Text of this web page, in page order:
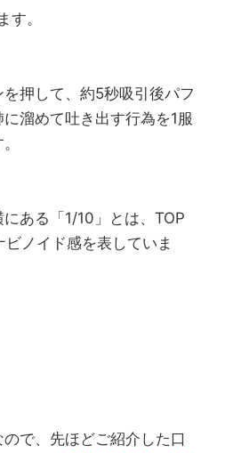
す。
押して、約5秒吸引後パフ
溜めて吐き出す行為を1服
ある「1/10」とは、TOP
ノイド感を表していま
で、先ほどご紹介した口